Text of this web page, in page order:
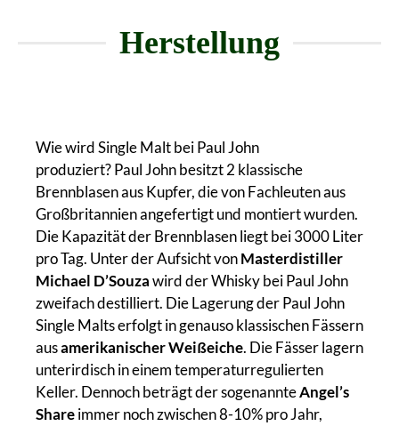
Herstellung
Wie wird Single Malt bei Paul John
produziert? Paul John besitzt 2 klassische
Brennblasen aus Kupfer, die von Fachleuten aus
Großbritannien angefertigt und montiert wurden.
Die Kapazität der Brennblasen liegt bei 3000 Liter
pro Tag. Unter der Aufsicht vonMasterdistiller
Michael D’Souzawird der Whisky bei Paul John
zweifach destilliert. Die Lagerung der Paul John
Single Malts erfolgt in genauso klassischen Fässern
ausamerikanischer Weißeiche. Die Fässer lagern
unterirdisch in einem temperaturregulierten
Keller. Dennoch beträgt der sogenannteAngel’s
Shareimmer noch zwischen 8-10% pro Jahr,